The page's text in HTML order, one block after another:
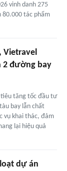
vinh danh 275
tác phẩm
Vietravel
2 đường bay
tăng tốc đầu tư
bay lẫn chất
vụ khai thác, đảm
lại hiệu quả
dự án